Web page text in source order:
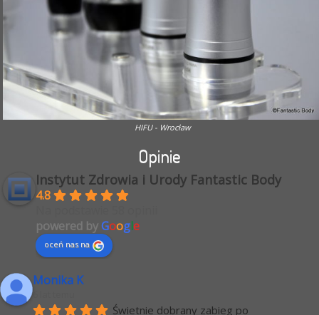
HIFU - Wrocław
Opinie
Instytut Zdrowia i Urody Fantastic Body
4.8
powered byGoogle
oceń nas na
Monika K
Świetnie dobrany zabieg po